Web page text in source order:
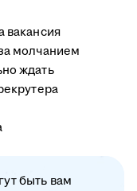
вакансия
молчанием
ждать
быть вам